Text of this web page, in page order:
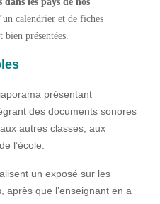
calendrier et de fiches
bien présentées.
présentant
des documents sonores
autres classes, aux
l’école.
un exposé sur les
après que l’enseignant en a